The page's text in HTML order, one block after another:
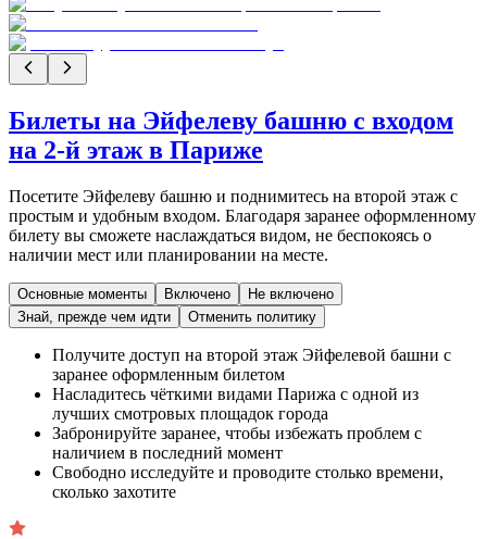
Билеты на Эйфелеву башню с входом
на 2-й этаж в Париже
Посетите Эйфелеву башню и поднимитесь на второй этаж с
простым и удобным входом. Благодаря заранее оформленному
билету вы сможете наслаждаться видом, не беспокоясь о
наличии мест или планировании на месте.
Основные моменты Включено
Не включено
Знай, прежде чем идти
Отменить политику
Получите доступ на второй этаж Эйфелевой башни с
заранее оформленным билетом
Насладитесь чёткими видами Парижа с одной из
лучших смотровых площадок города
Забронируйте заранее, чтобы избежать проблем с
наличием в последний момент
Свободно исследуйте и проводите столько времени,
сколько захотите